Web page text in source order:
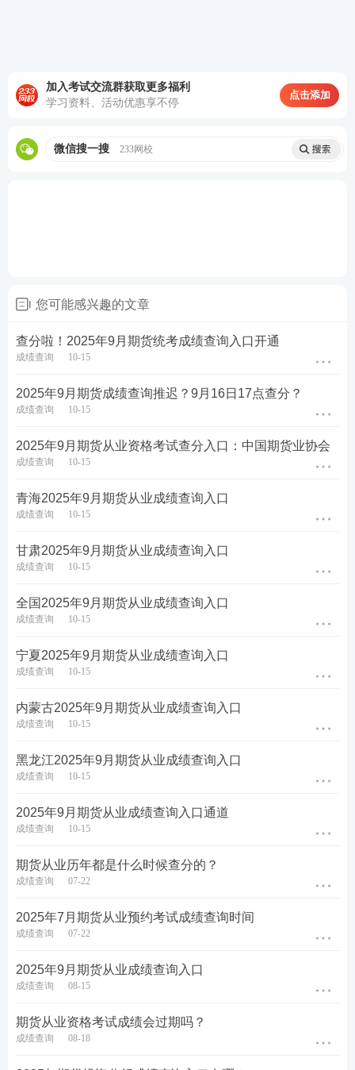
加入考试交流群获取更多福利
学习资料、活动优惠享不停
点击添加
微信搜一搜 233网校
您可能感兴趣的文章
查分啦！2025年9月期货统考成绩查询入口开通
成绩查询 10-15
2025年9月期货成绩查询推迟？9月16日17点查分？
成绩查询 10-15
2025年9月期货从业资格考试查分入口：中国期货业协会
成绩查询 10-15
青海​2025年9月期货从业成绩查询入口
成绩查询 10-15
甘肃​2025年9月期货从业成绩查询入口
成绩查询 10-15
全国​2025年9月期货从业成绩查询入口
成绩查询 10-15
宁夏​2025年9月期货从业成绩查询入口
成绩查询 10-15
内蒙古​2025年9月期货从业成绩查询入口
成绩查询 10-15
黑龙江​2025年9月期货从业成绩查询入口
成绩查询 10-15
2025年9月期货从业成绩查询入口通道
成绩查询 10-15
期货从业历年都是什么时候查分的？
成绩查询 07-22
2025年7月期货从业预约考试成绩查询时间
成绩查询 07-22
2025年9月期货从业成绩查询入口
成绩查询 08-15
期货从业资格考试成绩会过期吗？
成绩查询 08-18